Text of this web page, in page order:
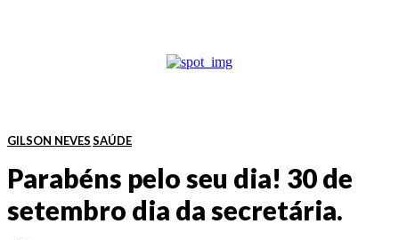
GILSON NEVESSAÚDE
Parabéns pelo seu dia! 30 de
setembro dia da secretária.